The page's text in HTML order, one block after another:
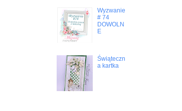
Wyzwanie
# 74
DOWOLN
E
Świąteczn
a kartka